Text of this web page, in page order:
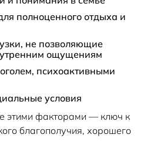
полноценного отдыха и
не позволяющие
ощущениям
психоактивными
условия
этими факторами — ключ к
благополучия, хорошего